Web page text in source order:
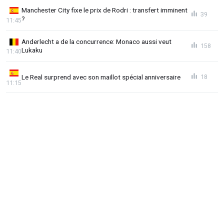
Manchester City fixe le prix de Rodri : transfert imminent
?
11:45
39
Anderlecht a de la concurrence: Monaco aussi veut
Lukaku
11:40
158
Le Real surprend avec son maillot spécial anniversaire
11:15
18